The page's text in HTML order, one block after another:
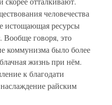
человечества
истощающая ресурсы
Вообще говоря, это
коммунизма было более
жизнь при нём.
к благодати
райским